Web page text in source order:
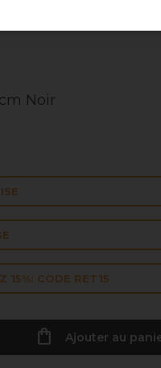
Noir
15%: CODE RET15
Ajouter au